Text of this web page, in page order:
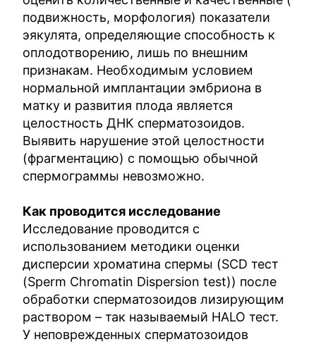
подвижность, морфология) показатели
эякулята, определяющие способность к
оплодотворению, лишь по внешним
признакам. Необходимым условием
нормальной имплантации эмбриона в
матку и развития плода является
целостность ДНК сперматозоидов.
Выявить нарушение этой целостности
(фрагментацию) с помощью обычной
спермограммы невозможно.
Как проводится исследование
Исследование проводится с
использованием методики оценки
дисперсии хроматина спермы (SCD тест
(Sperm Chromatin Dispersion test)) после
обработки сперматозоидов лизирующим
раствором – так называемый HALO тест.
У неповрежденных сперматозоидов